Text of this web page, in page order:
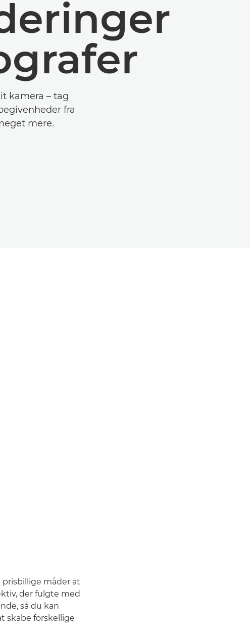
kamera – tag
fra
mere.
måder at
der fulgte med
så du kan
skabe forskellige